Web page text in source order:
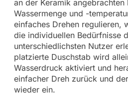
an der Keramik angebrachten
Wassermenge und -
einfaches Drehen regulieren,
die individuellen Bedürfnisse
unterschiedlichsten Nutzer
platzierte Duschstab wird
Wasserdruck aktiviert und
einfacher Dreh zurück und
wieder ein.